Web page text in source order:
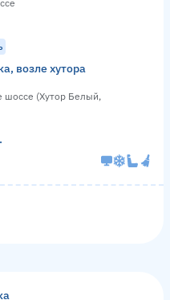
возле хутора
шоссе (Хутор Белый,